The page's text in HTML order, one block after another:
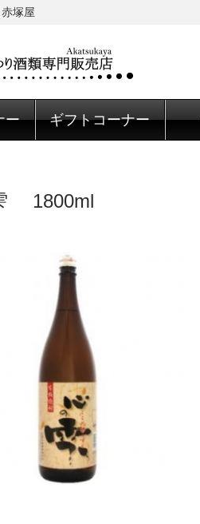
塚屋
ー ギフトコーナー
1800ml